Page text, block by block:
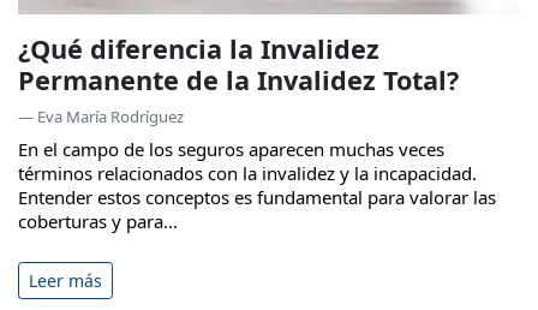
¿Qué diferencia la Invalidez
Permanente de la Invalidez Total?
— Eva María Rodríguez
En el campo de los seguros aparecen muchas veces
términos relacionados con la invalidez y la incapacidad.
Entender estos conceptos es fundamental para valorar las
coberturas y para...
Leer más